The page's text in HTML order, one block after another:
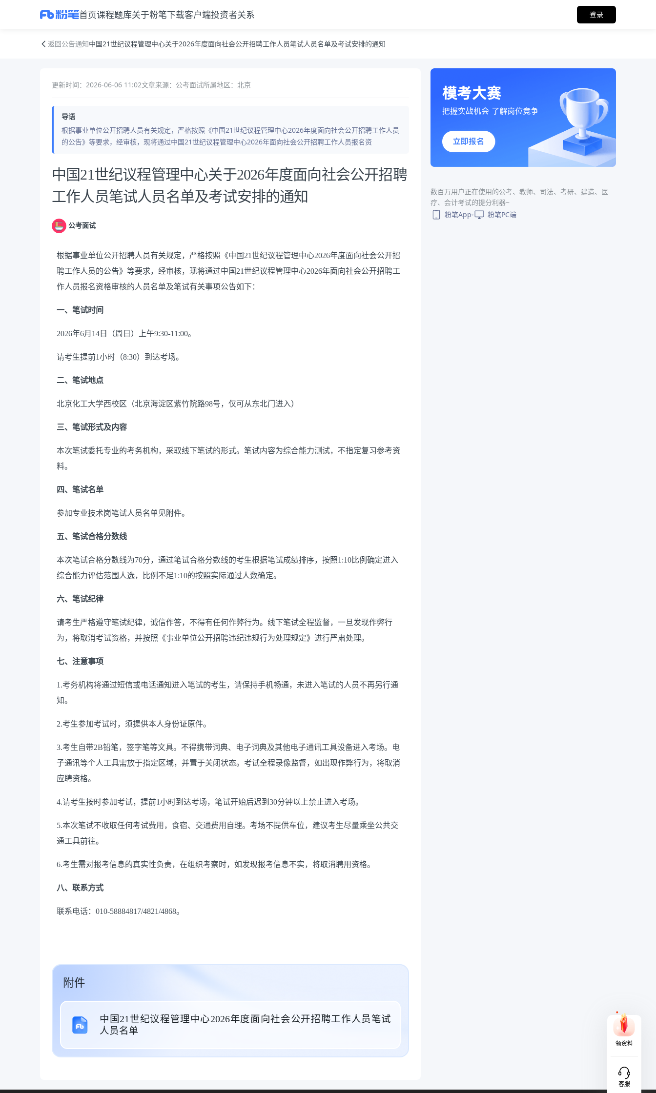
首页课程题库关于粉笔下载客户端投资者关系 登录
返回公告通知中国21世纪议程管理中心关于2026年度面向社会公开招聘工作人员笔试人员名单及考试安排的通知
更新时间：2026-06-06 11:02文章来源：公考面试所属地区：北京
导语
根据事业单位公开招聘人员有关规定，严格按照《中国21世纪议程管理中心2026年度面向社会公开招聘工作人员
的公告》等要求，经审核，现将通过中国21世纪议程管理中心2026年面向社会公开招聘工作人员报名资
公告正文
中国21世纪议程管理中心关于2026年度面向社会公开招聘
工作人员笔试人员名单及考试安排的通知
公考面试
根据事业单位公开招聘人员有关规定，严格按照《中国21世纪议程管理中心2026年度面向社会公开招
聘工作人员的公告》等要求，经审核，现将通过中国21世纪议程管理中心2026年面向社会公开招聘工
作人员报名资格审核的人员名单及笔试有关事项公告如下：
一、笔试时间
2026年6月14日（周日）上午9:30-11:00。
请考生提前1小时（8:30）到达考场。
二、笔试地点
北京化工大学西校区（北京海淀区紫竹院路98号，仅可从东北门进入）
三、笔试形式及内容
本次笔试委托专业的考务机构，采取线下笔试的形式。笔试内容为综合能力测试，不指定复习参考资
料。
四、笔试名单
参加专业技术岗笔试人员名单见附件。
五、笔试合格分数线
本次笔试合格分数线为70分，通过笔试合格分数线的考生根据笔试成绩排序，按照1:10比例确定进入
综合能力评估范围人选，比例不足1:10的按照实际通过人数确定。
六、笔试纪律
请考生严格遵守笔试纪律，诚信作答，不得有任何作弊行为。线下笔试全程监督，一旦发现作弊行
为，将取消考试资格，并按照《事业单位公开招聘违纪违规行为处理规定》进行严肃处理。
七、注意事项
1.考务机构将通过短信或电话通知进入笔试的考生，请保持手机畅通，未进入笔试的人员不再另行通
知。
2.考生参加考试时，须提供本人身份证原件。
3.考生自带2B铅笔，签字笔等文具。不得携带词典、电子词典及其他电子通讯工具设备进入考场。电
子通讯等个人工具需放于指定区域，并置于关闭状态。考试全程录像监督，如出现作弊行为，将取消
应聘资格。
4.请考生按时参加考试，提前1小时到达考场，笔试开始后迟到30分钟以上禁止进入考场。
5.本次笔试不收取任何考试费用，食宿、交通费用自理。考场不提供车位，建议考生尽量乘坐公共交
通工具前往。
6.考生需对报考信息的真实性负责，在组织考察时，如发现报考信息不实，将取消聘用资格。
八、联系方式
联系电话：010-58884817/4821/4868。
附件
中国21世纪议程管理中心2026年度面向社会公开招聘工作人员笔试
人员名单
数百万用户正在使用的公考、教师、司法、考研、建造、医
疗、会计考试的提分利器~
粉笔App
粉笔PC端
领资料
客服